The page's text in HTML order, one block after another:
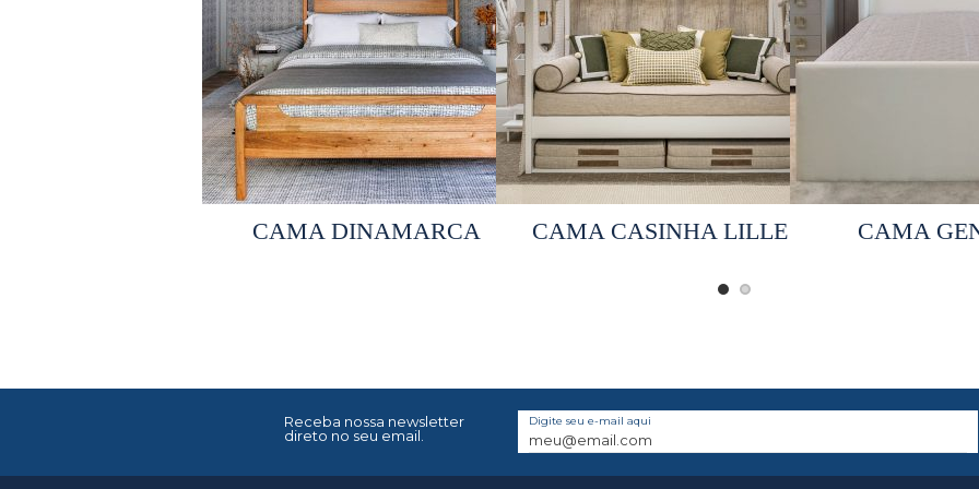
CAMA DINAMARCA CAMA CASINHA LILLE CAMA
Receba nossa newsletter
direto no seu email.
Digite seu e-mail aqui